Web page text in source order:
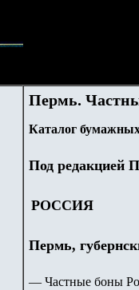
Пермь.
Каталог
Под редакцией
РОССИЯ
Пермь,
— Частные боны